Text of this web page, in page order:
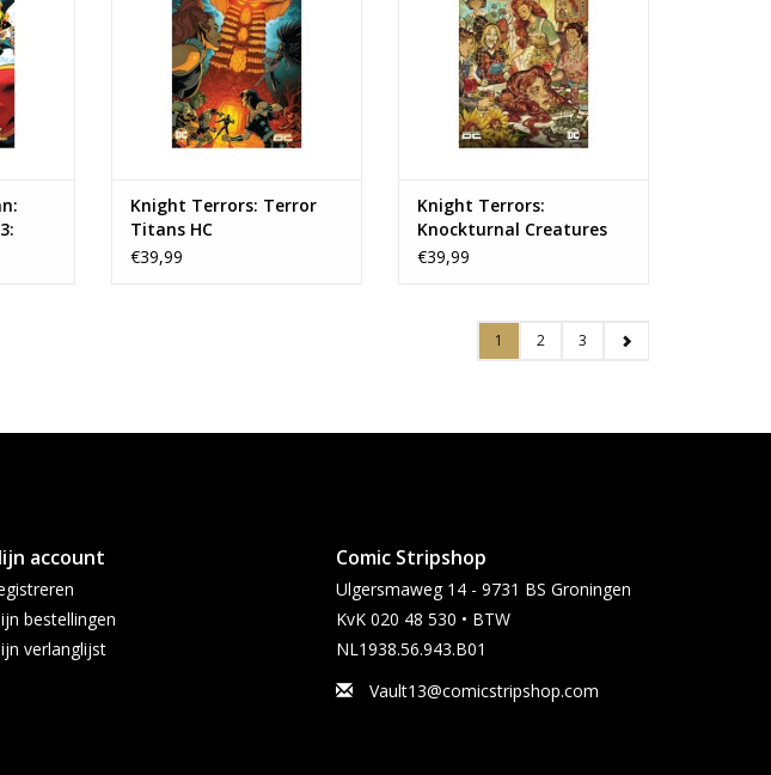
Knight Terrors: Terror
Titans HC
€39,99
Knight Terrors:
Knockturnal Creatures
HC
€39,99
1 2 3
account
bestellingen
verlanglijst
Comic Stripshop
Ulgersmaweg 14 - 9731 BS Groningen
KvK 020 48 530 • BTW
NL1938.56.943.B01
Vault13@comicstripshop.com